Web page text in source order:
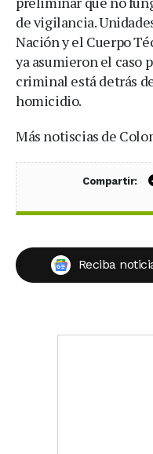
de vigilancia.
Nación y el Cuerpo
ya asumieron el caso
criminal está detrás
homicidio.
Más notiscias de
Compartir:
Reciba